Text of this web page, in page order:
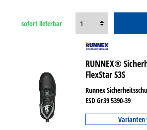
sofort lieferbar
RUNNEX®
FlexStar S3S
Runnex
ESD Gr39 5390-39
Varianten